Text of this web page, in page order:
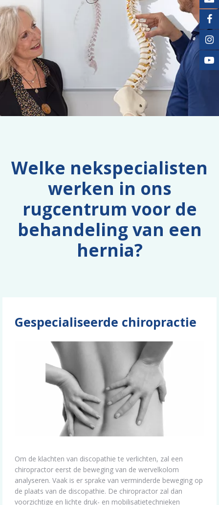
Welke nekspecialisten
werken in ons
rugcentrum voor de
behandeling van een
hernia?
Gespecialiseerde chiropractie
Om de klachten van discopathie te verlichten, zal een
chiropractor eerst de beweging van de wervelkolom
analyseren. Vaak is er sprake van verminderde beweging op
de plaats van de discopathie. De chiropractor zal dan
voorzichtige en lichte druk- en mobilisatietechnieken